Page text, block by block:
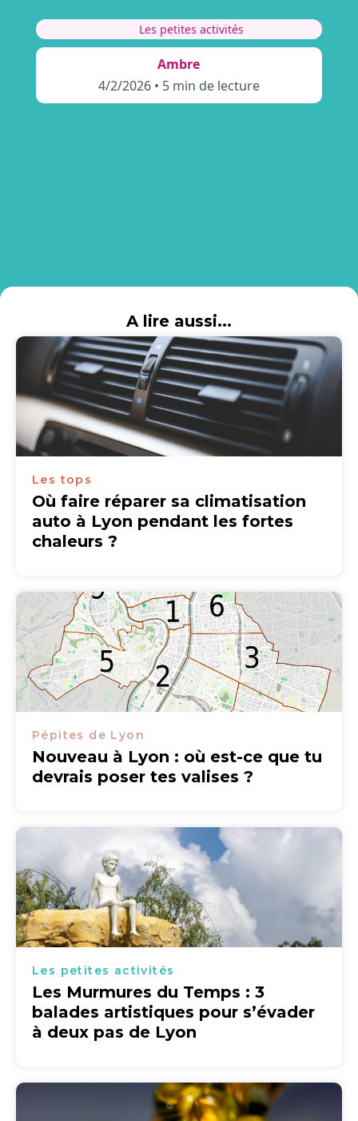
Les petites activités
Ambre
4/2/2026 • 5 min de lecture
A lire aussi...
Les tops
Où faire réparer sa climatisation
auto à Lyon pendant les fortes
chaleurs ?
Pépites de Lyon
Nouveau à Lyon : où est-ce que tu
devrais poser tes valises ?
Les petites activités
Les Murmures du Temps : 3
balades artistiques pour s’évader
à deux pas de Lyon